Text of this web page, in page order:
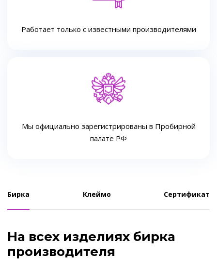
Работает только с известными производителями
Мы официально зарегистрированы в Пробирной
палате РФ
Бирка Клеймо Сертификат
На всех изделиях бирка
производителя